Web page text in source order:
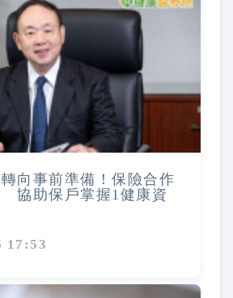
向事前準備！保險合作
協助保戶掌握1健康資
17:53